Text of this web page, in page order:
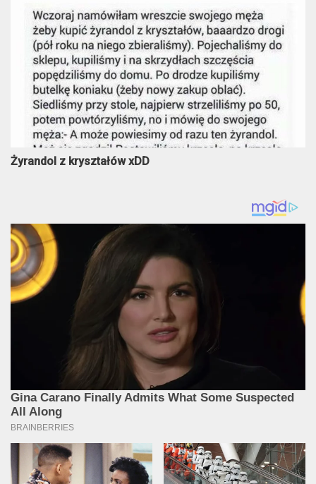
Żyrandol z kryształów xDD